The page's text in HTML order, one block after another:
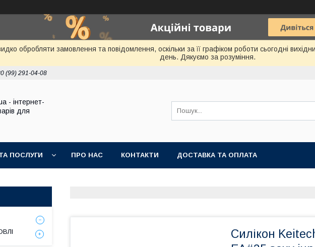
обробляти замовлення та повідомлення, оскільки за її графіком роботи сьогодні
день. Дякуємо за розуміння.
(99) 291-04-08
- інтернет-
для
ПОСЛУГИ ПРО НАС КОНТАКТИ ДОСТАВКА ТА ОПЛАТА
Силікон